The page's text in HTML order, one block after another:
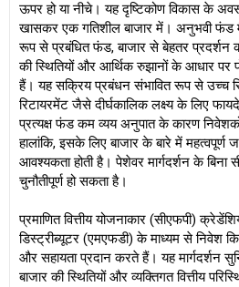
ऊपर हो या नीचे। यह दृष्टिकोण विकास के
खासकर एक गतिशील बाजार में। अनुभवी
रूप से प्रबंधित फंड, बाजार से बेहतर प्रदर्शन
की स्थितियों और आर्थिक रुझानों के आधार पर
हैं। यह सक्रिय प्रबंधन संभावित रूप से उच्च
रिटायरमेंट जैसे दीर्घकालिक लक्ष्य के लिए
प्रत्यक्ष फंड कम व्यय अनुपात के कारण
हालांकि, इसके लिए बाजार के बारे में महत्वपूर्ण
आवश्यकता होती है। पेशेवर मार्गदर्शन के
चुनौतीपूर्ण हो सकता है।
प्रमाणित वित्तीय योजनाकार (सीएफपी)
डिस्ट्रीब्यूटर (एमएफडी) के माध्यम से निवेश
और सहायता प्रदान करते हैं। यह मार्गदर्शन
बाजार की स्थितियों और व्यक्तिगत वित्तीय